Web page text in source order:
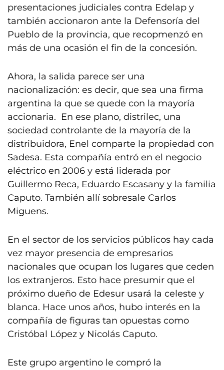
presentaciones judiciales contra Edelap y
también accionaron ante la Defensoría del
Pueblo de la provincia, que recopmenzó en
más de una ocasión el fin de la concesión.
Ahora, la salida parece ser una
nacionalización: es decir, que sea una firma
argentina la que se quede con la mayoría
accionaria. En ese plano, distrilec, una
sociedad controlante de la mayoría de la
distribuidora, Enel comparte la propiedad con
Sadesa. Esta compañía entró en el negocio
eléctrico en 2006 y está liderada por
Guillermo Reca, Eduardo Escasany y la familia
Caputo. También allí sobresale Carlos
Miguens.
En el sector de los servicios públicos hay cada
vez mayor presencia de empresarios
nacionales que ocupan los lugares que ceden
los extranjeros. Esto hace presumir que el
próximo dueño de Edesur usará la celeste y
blanca. Hace unos años, hubo interés en la
compañía de figuras tan opuestas como
Cristóbal López y Nicolás Caputo.
Este grupo argentino le compró la